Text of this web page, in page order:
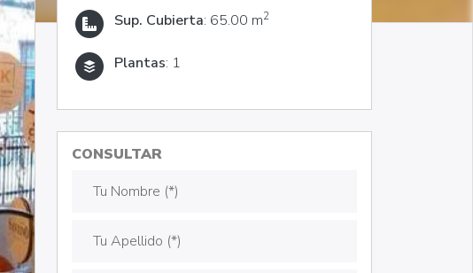
Sup. Cubierta: 65.00 m2
Plantas: 1
CONSULTAR